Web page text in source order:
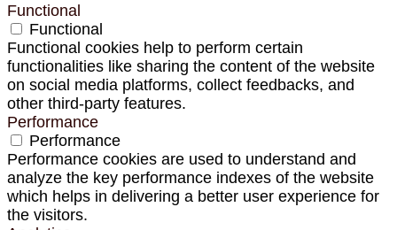
Functional
Functional
Functional cookies help to perform certain
functionalities like sharing the content of the website
on social media platforms, collect feedbacks, and
other third-party features.
Performance
Performance
Performance cookies are used to understand and
analyze the key performance indexes of the website
which helps in delivering a better user experience for
the visitors.